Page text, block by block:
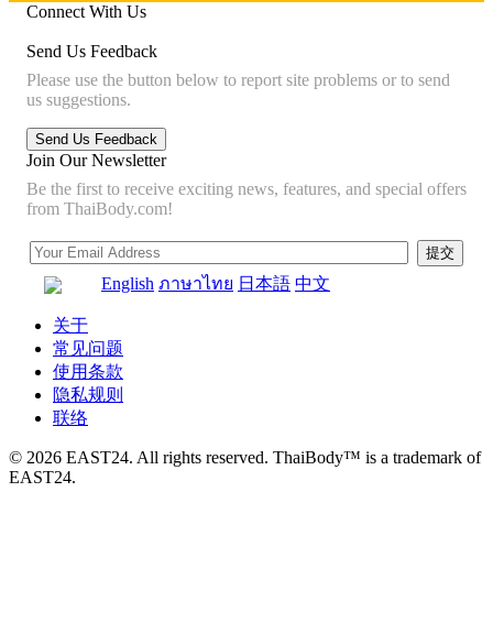
Connect With Us
Send Us Feedback
Please use the button below to report site problems or to send
us suggestions.
Join Our Newsletter
Be the first to receive exciting news, features, and special offers
from ThaiBody.com!
English ภาษาไทย 日本語 中文
关于
常见问题
使用条款
隐私规则
联络
© 2026 EAST24. All rights reserved. ThaiBody™ is a trademark of
EAST24.